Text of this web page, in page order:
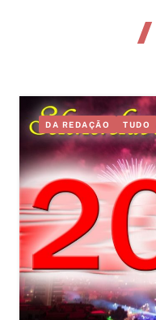
DA REDAÇÃO TUDO